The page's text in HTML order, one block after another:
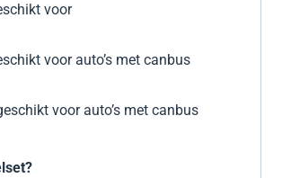
voor
voor auto’s met canbus
voor auto’s met canbus